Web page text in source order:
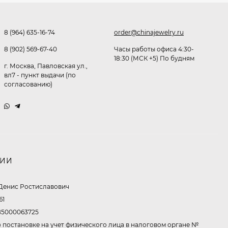
253₽
8 (964) 635-16-74
8 (902) 569-67-40
г. Москва, Павловская ул.,
вл7 - пункт выдачи (по
согласованию)
order@chinajewelry.ru
Часы работы офиса 4:30-
18:30 (МСК +5) По будням
Ростиславович
на учет физического лица в налоговом органе №